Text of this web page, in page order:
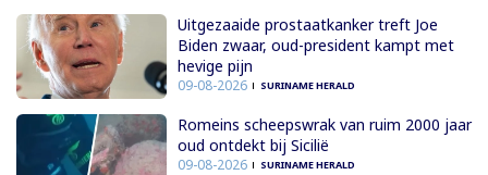
Uitgezaaide prostaatkanker treft Joe
Biden zwaar, oud-president kampt met
hevige pijn
09-08-2026 SURINAME HERALD
Romeins scheepswrak van ruim 2000 jaar
oud ontdekt bij Sicilië
09-08-2026 SURINAME HERALD